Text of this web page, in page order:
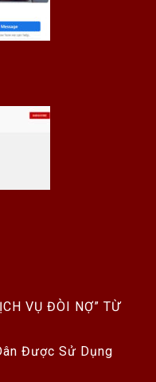
VỤ ĐÒI NỢ” TỪ
Được Sử Dụng